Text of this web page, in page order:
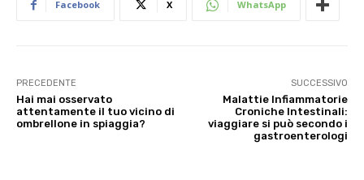
Facebook X WhatsApp
PRECEDENTE
Hai mai osservato
attentamente il tuo vicino di
ombrellone in spiaggia?
SUCCESSIVO
Malattie Infiammatorie
Croniche Intestinali:
viaggiare si può secondo i
gastroenterologi